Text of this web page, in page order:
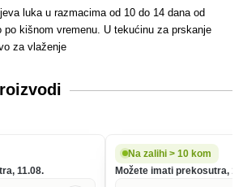
luka u razmacima od 10 do 14 dana od
po kišnom vremenu. U tekućinu za prskanje
za vlaženje
11.08.
Na zalihi > 10 kom
Možete imati prekosutra,